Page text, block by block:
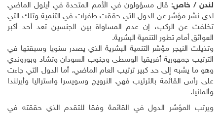
لندن / خاص: قال مسؤولون في الأمم المتحدة في أيلول الماضي
لدى نشر مؤشر عن الدول التي حققت طفرات في التنمية وتلك التي
تخلفت عن الركب، إن عدم المساواة بين الجنسين تعد أحد أكبر
العوائق أمام تطور التنمية البشرية.
وتذيلت النيجر مؤشر التنمية البشرية الذي يصدر سنويا وسبقتها في
الترتيب جمهورية أفريقيا الوسطى وجنوب السودان وتشاد وبوروندي
وهو ما يشبه إلى حد كبير ترتيب العام الماضي. أما الدول التي جاءت
على رأس القائمة بالترتيب فهي النرويج وسويسرا واستراليا وأيرلندا
وألمانيا.
ويرتب المؤشر الدول في القائمة وفقا للتقدم الذي حققته في